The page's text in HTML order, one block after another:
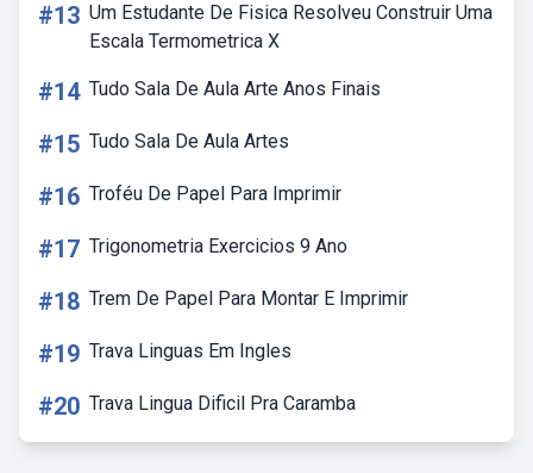
#13 Um Estudante De Fisica Resolveu Construir Uma
Escala Termometrica X
#14 Tudo Sala De Aula Arte Anos Finais
#15 Tudo Sala De Aula Artes
#16 Troféu De Papel Para Imprimir
#17 Trigonometria Exercicios 9 Ano
#18 Trem De Papel Para Montar E Imprimir
#19 Trava Linguas Em Ingles
#20 Trava Lingua Dificil Pra Caramba